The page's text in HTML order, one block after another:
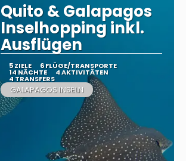
Quito & Galapagos
Inselhopping inkl.
Ausflügen
5 ZIELE 6 FLÜGE/TRANSPORTE
14 NÄCHTE 4 AKTIVITÄTEN
4 TRANSFERS
GALAPAGOS INSELN